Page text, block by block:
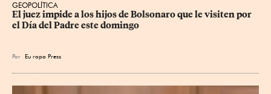
GEOPOLÍTICA
El juez impide a los hijos de Bolsonaro que le visiten por
el Día del Padre este domingo
Por Eu ropa Press